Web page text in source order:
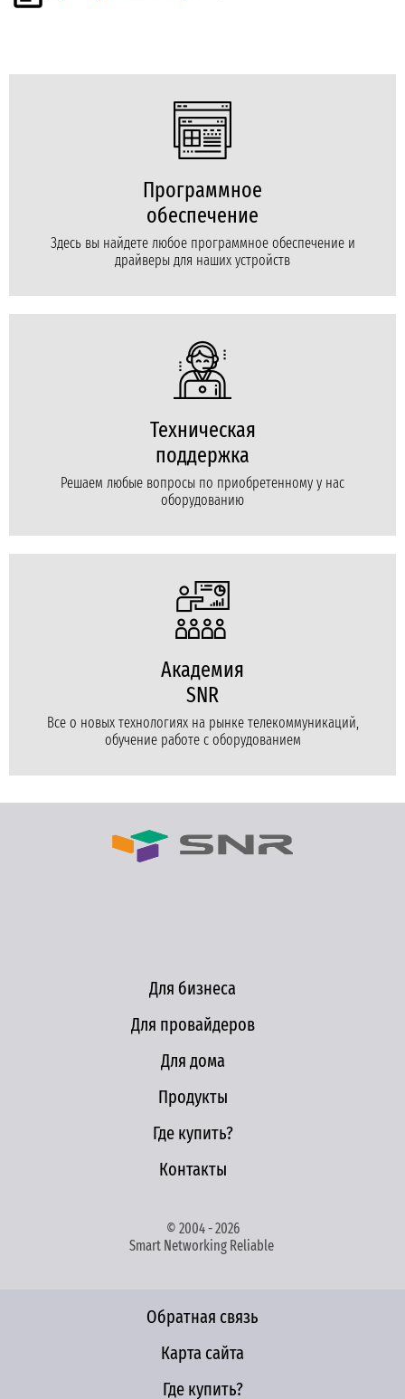
Программное
обеспечение
Здесь вы найдете любое программное обеспечение и
драйверы для наших устройств
Техническая
поддержка
Решаем любые вопросы по приобретенному у нас
оборудованию
Академия
SNR
Все о новых технологиях на рынке телекоммуникаций,
обучение работе с оборудованием
Для бизнеса
Для провайдеров
Для дома
Продукты
Где купить?
Контакты
© 2004 - 2026
Smart Networking Reliable
Обратная связь
Карта сайта
Где купить?